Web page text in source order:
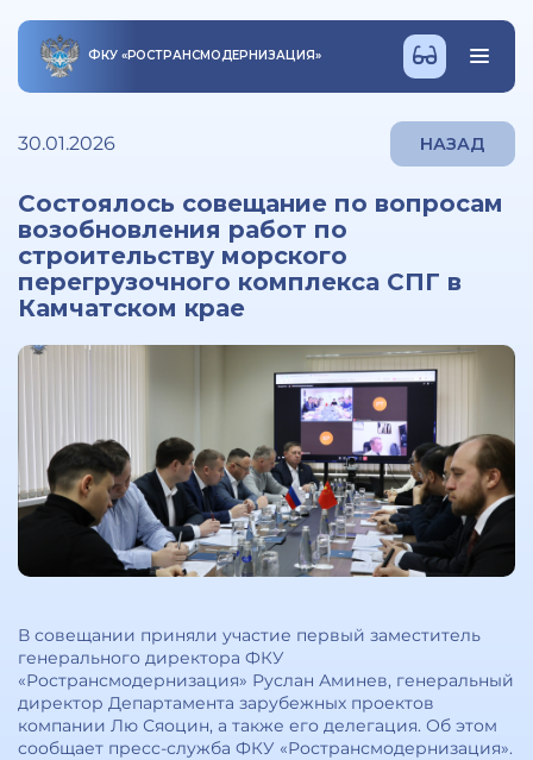
ФКУ «РОСТРАНСМОДЕРНИЗАЦИЯ»
30.01.2026 НАЗАД
Состоялось совещание по вопросам
возобновления работ по
строительству морского
перегрузочного комплекса СПГ в
Камчатском крае
В совещании приняли участие первый заместитель
генерального директора ФКУ
«Ространсмодернизация» Руслан Аминев, генеральный
директор Департамента зарубежных проектов
компании Лю Сяоцин, а также его делегация. Об этом
сообщает пресс-служба ФКУ «Ространсмодернизация».